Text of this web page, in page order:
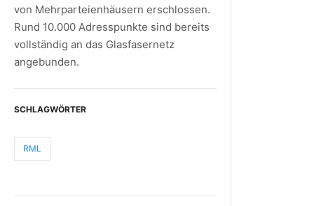
von Mehrparteienhäusern erschlossen.
Rund 10.000 Adresspunkte sind bereits
vollständig an das Glasfasernetz
angebunden.
SCHLAGWÖRTER
RML